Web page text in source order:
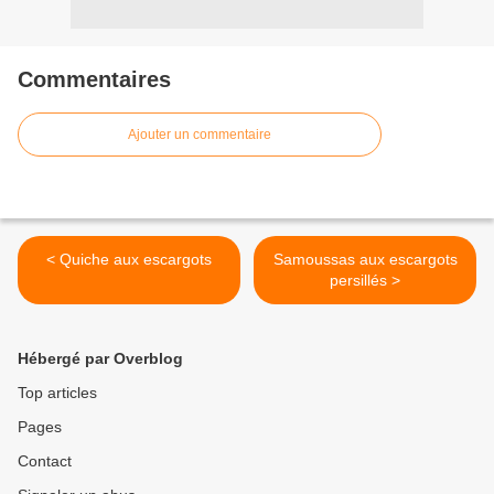
Commentaires
Ajouter un commentaire
< Quiche aux escargots
Samoussas aux escargots
persillés >
Hébergé par Overblog
Top articles
Pages
Contact